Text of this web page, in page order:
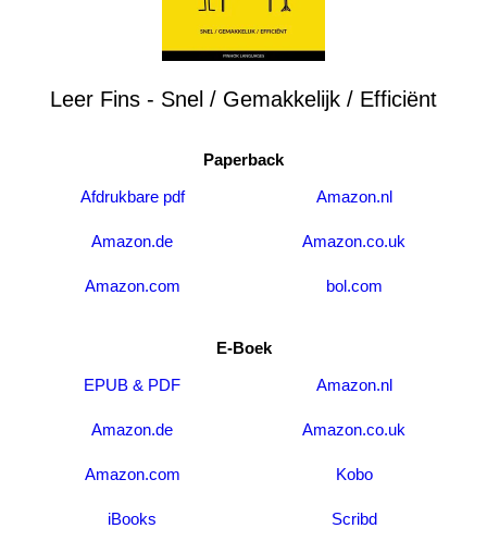
Leer Fins - Snel / Gemakkelijk / Efficiënt
Paperback
Afdrukbare pdf
Amazon.nl
Amazon.de Amazon.co.uk
Amazon.com bol.com
E-Boek
EPUB & PDF
Amazon.nl
Amazon.de Amazon.co.uk
Amazon.com Kobo
iBooks Scribd